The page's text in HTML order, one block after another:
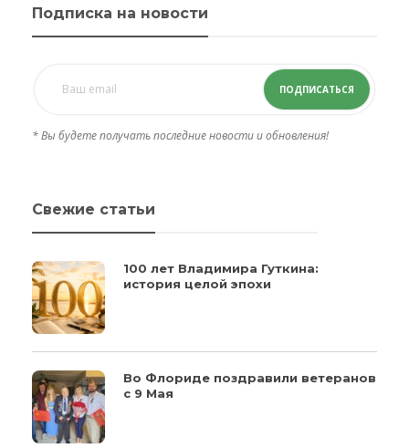
Подписка на новости
ПОДПИСАТЬСЯ
* Вы будете получать последние новости и обновления!
Свежие статьи
100 лет Владимира Гуткина:
история целой эпохи
Во Флориде поздравили ветеранов
с 9 Мая